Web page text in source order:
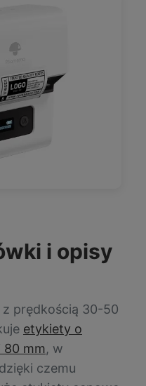
i opisy
z prędkością 30-50
etykiety o
80 mm, w
czemu